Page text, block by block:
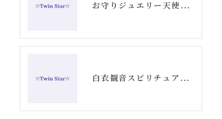
お守りジュエリー天使の羽根シルバーピアス
白衣観音スピリチュアル女神開花チーム活動記録YouTube②